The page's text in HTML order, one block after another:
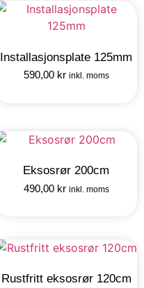
Installasjonsplate 125mm
590,00 kr inkl. moms
Eksosrør 200cm
490,00 kr inkl. moms
Rustfritt eksosrør 120cm